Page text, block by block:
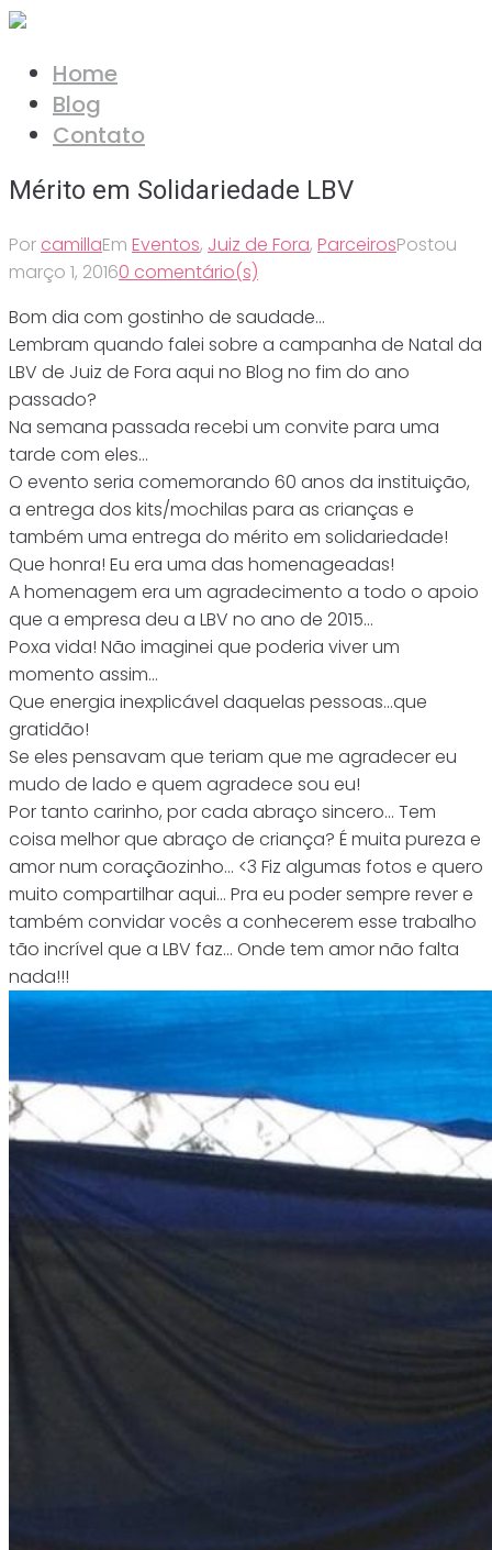
Ir
conteúdo
Home
Blog
Contato
Mérito em Solidariedade LBV
Por camillaEm Eventos, Juiz de Fora, ParceirosPostou
março 1, 20160 comentário(s)
Bom dia com gostinho de saudade…
Lembram quando falei sobre a campanha de Natal da
LBV de Juiz de Fora aqui no Blog no fim do ano
passado?
Na semana passada recebi um convite para uma
tarde com eles…
O evento seria comemorando 60 anos da instituição,
a entrega dos kits/mochilas para as crianças e
também uma entrega do mérito em solidariedade!
Que honra! Eu era uma das homenageadas!
A homenagem era um agradecimento a todo o apoio
que a empresa deu a LBV no ano de 2015…
Poxa vida! Não imaginei que poderia viver um
momento assim…
Que energia inexplicável daquelas pessoas…que
gratidão!
Se eles pensavam que teriam que me agradecer eu
mudo de lado e quem agradece sou eu!
Por tanto carinho, por cada abraço sincero… Tem
coisa melhor que abraço de criança? É muita pureza e
amor num coraçãozinho… <3 Fiz algumas fotos e quero
muito compartilhar aqui... Pra eu poder sempre rever e
também convidar vocês a conhecerem esse trabalho
tão incrível que a LBV faz... Onde tem amor não falta
nada!!!